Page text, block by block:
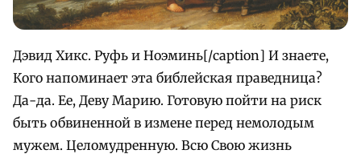
Дэвид Хикс. Руфь и Ноэминь[/caption] И знаете,
Кого напоминает эта библейская праведница?
Да-да. Ее, Деву Марию. Готовую пойти на риск
быть обвиненной в измене перед немолодым
мужем. Целомудренную. Всю Свою жизнь